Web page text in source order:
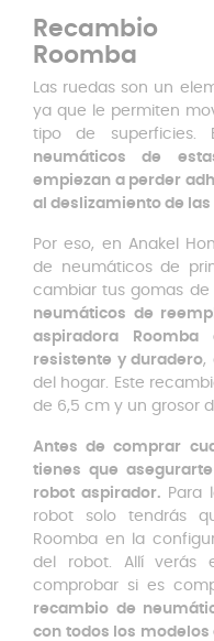
Recambio
Roomba
Las ruedas son un
ya que le permiten
tipo de
neumáticos de
empiezan a perder
al deslizamiento de las
Por eso, en Anakel
de neumáticos de
cambiar tus gomas de
neumáticos de
aspiradora
resistente y duradero,
del hogar. Este
de 6,5 cm y un grosor
Antes de comprar
tienes que
robot aspirador. Para
robot solo tendrás
Roomba en la
del robot. Allí verás
comprobar si es
recambio de
con todos los modelos